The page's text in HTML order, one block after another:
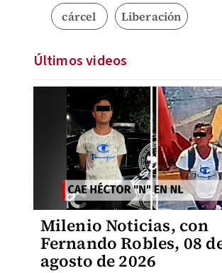
cárcel Liberación
Últimos videos
Milenio Noticias, con
Fernando Robles, 08
agosto de 2026